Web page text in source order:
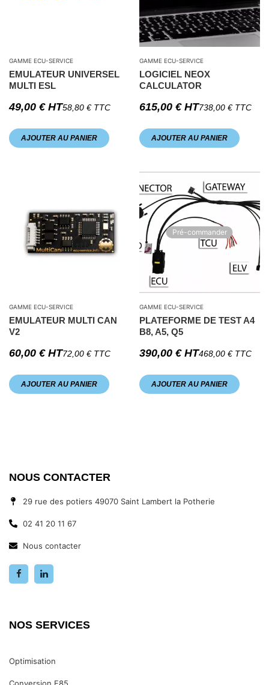
GAMME ECU-SERVICE
EMULATEUR UNIVERSEL
MULTI ESL
49,00 €HT58,80 €TTC
AJOUTER AU PANIER
GAMME ECU-SERVICE
LOGICIEL NEOX
CALCULATOR
615,00 €HT738,00 €TTC
AJOUTER AU PANIER
GAMME ECU-SERVICE
EMULATEUR MULTI CAN
V2
60,00 €HT72,00 €TTC
AJOUTER AU PANIER
Pré-commander
GAMME ECU-SERVICE
PLATEFORME DE TEST A4
B8, A5, Q5
390,00 €HT468,00 €TTC
AJOUTER AU PANIER
NOUS CONTACTER
29 rue des potiers 49070 Saint Lambert la Potherie
02 41 20 11 67
Nous contacter
NOS SERVICES
Optimisation